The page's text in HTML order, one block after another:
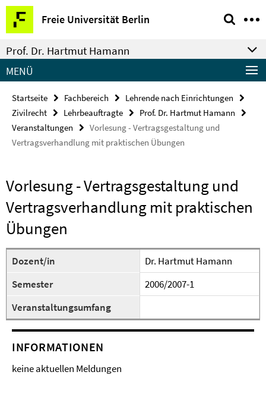
Springe
direkt
zu
Inhalt
Freie Universität Berlin
Service-
Navigation
Prof. Dr. Hartmut Hamann
MENÜ
Startseite Fachbereich
Lehrende nach Einrichtungen
Zivilrecht
Lehrbeauftragte
Prof. Dr. Hartmut Hamann
Veranstaltungen
Vorlesung - Vertragsgestaltung und
Vertragsverhandlung mit praktischen Übungen
Vorlesung - Vertragsgestaltung und
Vertragsverhandlung mit praktischen
Übungen
Dozent/in
Dr. Hartmut Hamann
Semester
2006/2007-1
Veranstaltungsumfang
INFORMATIONEN
keine aktuellen Meldungen